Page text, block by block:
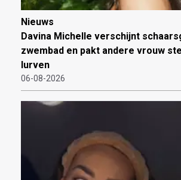
Nieuws
Davina Michelle verschijnt
zwembad en pakt andere vrouw
lurven
06-08-2026